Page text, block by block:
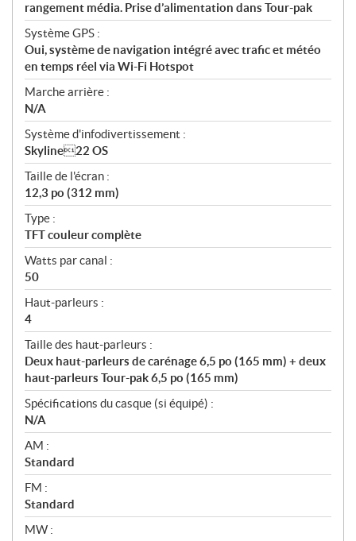
rangement média. Prise d’alimentation dans Tour-pak
Système GPS :
Oui, système de navigation intégré avec trafic et météo
en temps réel via Wi-Fi Hotspot
Marche arrière :
N/A
Système d'infodivertissement :
Skyline22 OS
Taille de l'écran :
12,3 po (312 mm)
Type :
TFT couleur complète
Watts par canal :
50
Haut-parleurs :
4
Taille des haut-parleurs :
Deux haut-parleurs de carénage 6,5 po (165 mm) + deux
haut-parleurs Tour-pak 6,5 po (165 mm)
Spécifications du casque (si équipé) :
N/A
AM :
Standard
FM :
Standard
MW :